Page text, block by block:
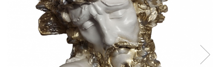
Cuverturi bumbac
Cuverturi catifea
Huse de protecție
Huse de protectie pat finet
Huse de protecție scaun